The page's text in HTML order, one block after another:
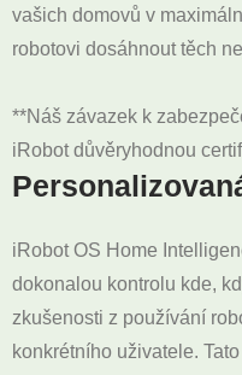
vašich domovů v
robotovi dosáhnout těch
**Náš závazek k
iRobot důvěryhodnou
iRobot OS Home
dokonalou kontrolu kde,
zkušenosti z používání
konkrétního uživatele.